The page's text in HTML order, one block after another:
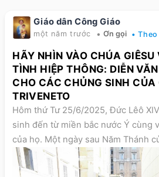
Giáo dân Công Giáo
một năm trước • Ơn gọi •
HÃY NHÌN VÀO CHÚA GIÊSU
TÌNH HIỆP THÔNG: DIỄN
CHO CÁC CHỦNG SINH CỦA
TRIVENETO
Hôm thứ Tư 25/6/2025, Đức Lêô
sinh đến từ miền bắc nước Ý cùng
của họ. Một ngày sau Năm Thánh
ngài đã mời gọi các linh mục
Chúa mà không sợ hãi hay dựa vào